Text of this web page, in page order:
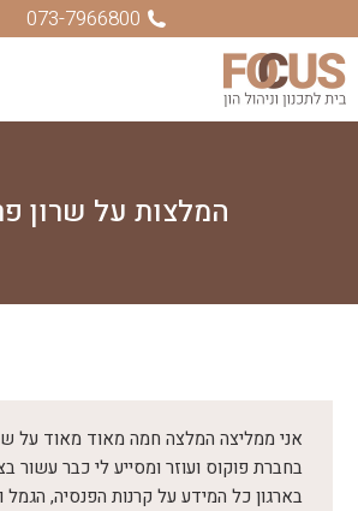
073-7966800
המלצות על שרון
אני ממליצה המלצה חמה מאוד מאוד על
בחברת פוקוס ועוזר ומסייע לי כבר עשור
בארגון כל המידע על קרנות הפנסיה,